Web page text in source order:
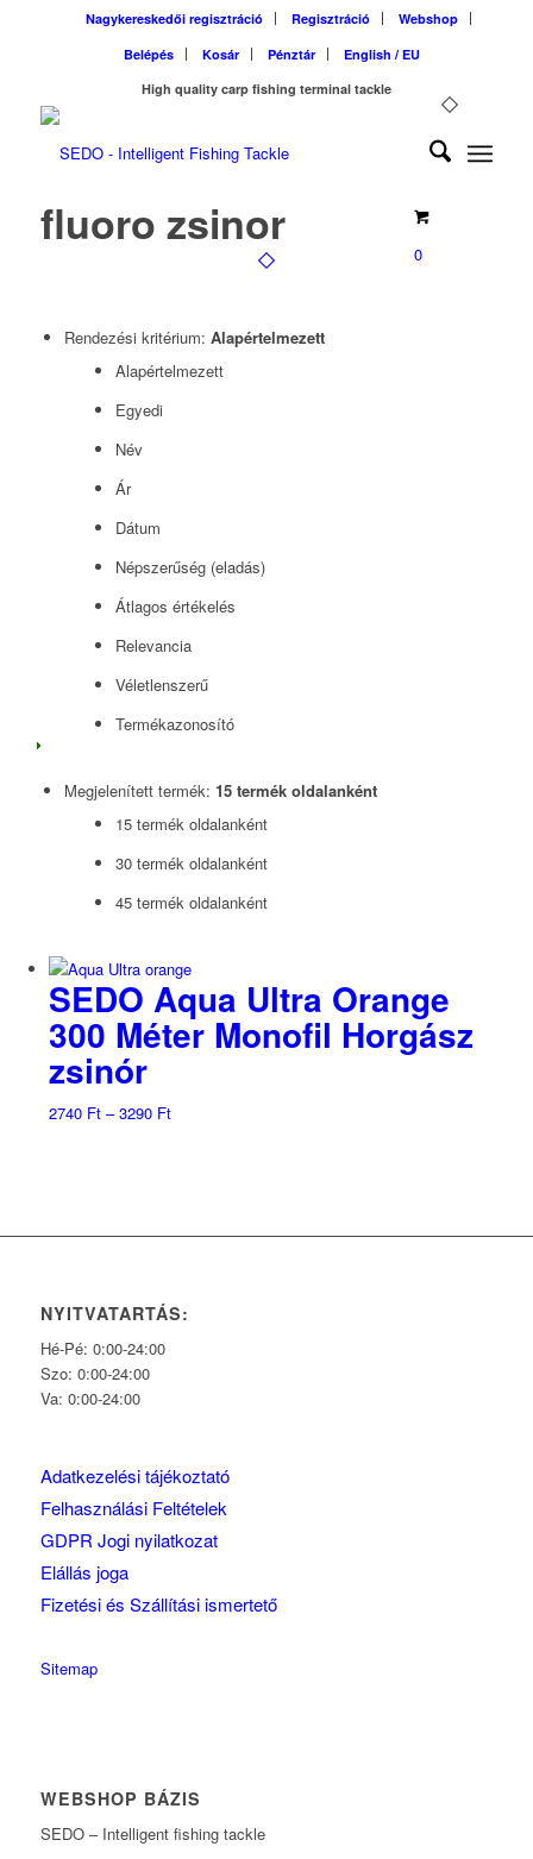
Nagykereskedői regisztráció Regisztráció
Webshop
Belépés
Kosár Pénztár
English / EU
High quality carp fishing terminal tackle
0
fluoro zsinor
Rendezési kritérium: Alapértelmezett
Alapértelmezett
Egyedi
Név
Ár
Dátum
Népszerűség (eladás)
Átlagos értékelés
Relevancia
Véletlenszerű
Termékazonosító
Megjelenített termék: 15 termék oldalanként
15 termék oldalanként
30 termék oldalanként
45 termék oldalanként
SEDO Aqua Ultra Orange
300 Méter Monofil Horgász
zsinór
2740 Ft – 3290 FtÁrtartomány:
NYITVATARTÁS:
Hé-Pé: 0:00-24:00
Szo: 0:00-24:00
Va: 0:00-24:00
Adatkezelési tájékoztató
Felhasználási Feltételek
GDPR Jogi nyilatkozat
Elállás joga
Fizetési és Szállítási ismertető
Sitemap
WEBSHOP BÁZIS
SEDO – Intelligent fishing tackle